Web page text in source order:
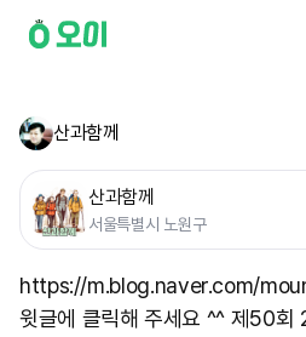
산과함께
산과함께
서울특별시 노원구
https://m.blog.naver.com/
윗글에 클릭해 주세요 ^^ 제50회